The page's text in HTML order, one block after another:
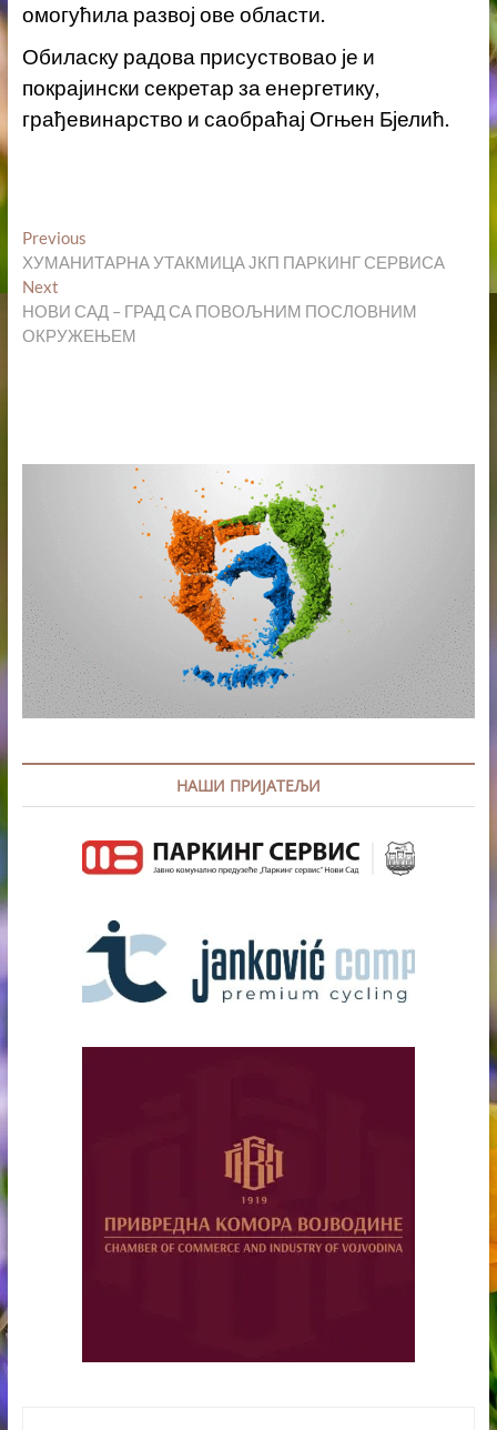
омогућила развој ове области.
Обиласку радова присуствовао је и
покрајински секретар за енергетику,
грађевинарство и саобраћај Огњен Бјелић.
Кретање
чланка
PreviousPrevious
post:
ХУМАНИТАРНА УТАКМИЦА ЈКП ПАРКИНГ СЕРВИСА
NextNext
post:
НОВИ САД – ГРАД СА ПОВОЉНИМ ПОСЛОВНИМ
ОКРУЖЕЊЕМ
НАШИ ПРИЈАТЕЉИ